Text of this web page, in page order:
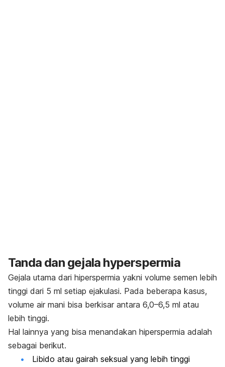
Tanda dan gejala hyperspermia
Gejala utama dari hiperspermia yakni volume semen lebih
tinggi dari 5 ml setiap ejakulasi. Pada beberapa kasus,
volume air mani bisa berkisar antara 6,0–6,5 ml atau
lebih tinggi.
Hal lainnya yang bisa menandakan hiperspermia adalah
sebagai berikut.
Libido atau gairah seksual yang lebih tinggi